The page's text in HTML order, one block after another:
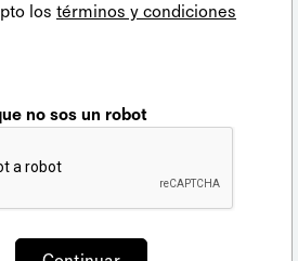
los términos y condiciones
no sos un robot